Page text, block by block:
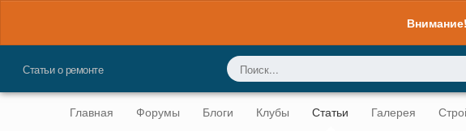
Статьи о ремонте
Главная Форумы Блоги Клубы Статьи Галерея